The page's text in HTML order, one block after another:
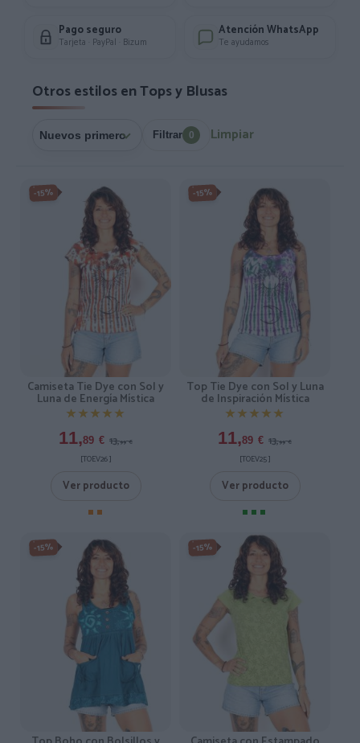
Pago seguro
Tarjeta · PayPal · Bizum
Atención WhatsApp
Te ayudamos
Otros estilos en Tops y Blusas
Filtrar 0 Limpiar
-15%
Camiseta Tie Dye con Sol y
Luna de Energía Mística
★★★★★
★★★★★
11,89 € 13,99 €
[TOEV26 ]
Ver producto
-15%
Top Tie Dye con Sol y Luna
de Inspiración Mística
★★★★★
★★★★★
11,89 € 13,99 €
[TOEV25 ]
Ver producto
-15% -15%